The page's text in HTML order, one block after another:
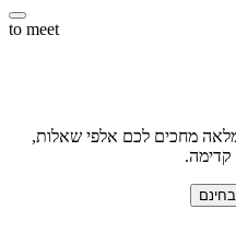
to meet
מחכים לכם אלפי שאלות,